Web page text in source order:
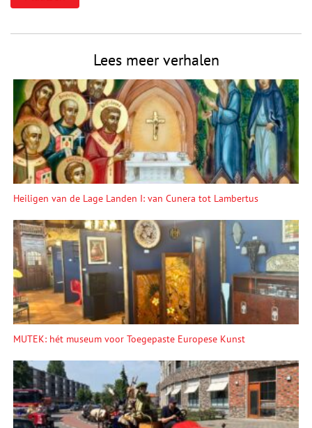
Lees meer verhalen
Heiligen van de Lage Landen I: van Cunera tot Lambertus
MUTEK: hét museum voor Toegepaste Europese Kunst